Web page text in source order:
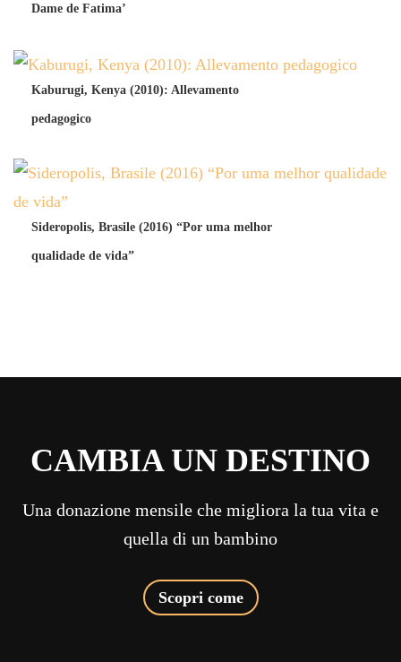
Dame de Fatima’
Kaburugi, Kenya (2010): Allevamento
pedagogico
Sideropolis, Brasile (2016) “Por uma melhor
qualidade de vida”
CAMBIA UN DESTINO
Una donazione mensile che migliora la tua vita e
quella di un bambino
Scopri come